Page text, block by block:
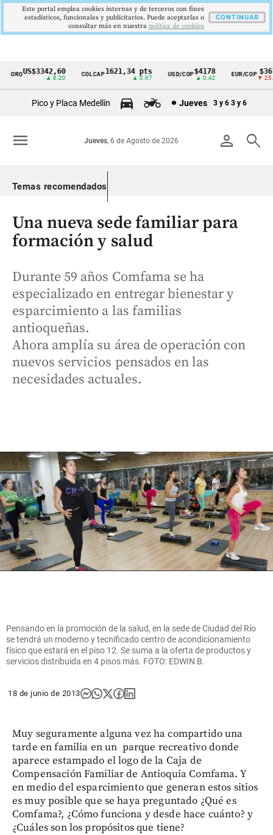
Cintillo
Colombia
OROUS$3342,60
▲ 8.20
COLCAP1621,34 pts
▲ 0.67
USD/COP$4178
▲ 0.42
EUR/COP $3672
▼ 25.00
Pico y Placa Medellín Jueves 3 y 6 3 y 6
person search
Jueves, 6 de Agosto de 2026
menu
Temas recomendados
Una nueva sede familiar para
formación y salud
Durante 59 años Comfama se ha
especializado en entregar bienestar y
esparcimiento a las familias
antioqueñas.
Ahora amplía su área de operación con
nuevos servicios pensados en las
necesidades actuales.
Pensando en la promoción de la salud, en la sede de Ciudad del Río
se tendrá un moderno y tecnificado centro de acondicionamiento
físico que estará en el piso 12. Se suma a la oferta de productos y
servicios distribuida en 4 pisos más. FOTO: EDWIN B.
18 de junio de 2013
Muy seguramente alguna vez ha compartido una
tarde en familia en un parque recreativo donde
aparece estampado el logo de la Caja de
Compensación Familiar de Antioquia Comfama. Y
en medio del esparcimiento que generan estos sitios
es muy posible que se haya preguntado ¿Qué es
Comfama?, ¿Cómo funciona y desde hace cuánto? y
¿Cuáles son los propósitos que tiene?
Este portal emplea cookies internas y de terceros con fines
estadísticos, funcionales y publicitarios. Puede aceptarlas o
consultar más en nuestra politica de cookies
CONTINUAR